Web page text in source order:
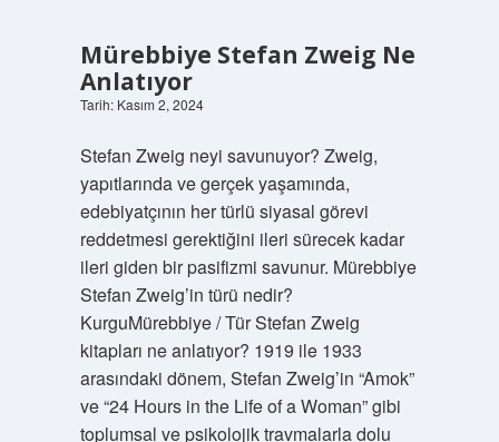
Mürebbiye Stefan Zweig Ne
Anlatıyor
Tarih: Kasım 2, 2024
Stefan Zweig neyi savunuyor? Zweig,
yapıtlarında ve gerçek yaşamında,
edebiyatçının her türlü siyasal görevi
reddetmesi gerektiğini ileri sürecek kadar
ileri giden bir pasifizmi savunur. Mürebbiye
Stefan Zweig’in türü nedir?
KurguMürebbiye / Tür Stefan Zweig
kitapları ne anlatıyor? 1919 ile 1933
arasındaki dönem, Stefan Zweig’in “Amok”
ve “24 Hours in the Life of a Woman” gibi
toplumsal ve psikolojik travmalarla dolu